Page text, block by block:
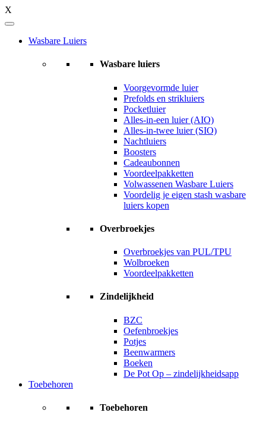
X
Wasbare Luiers
Wasbare luiers
Voorgevormde luier
Prefolds en strikluiers
Pocketluier
Alles-in-een luier (AIO)
Alles-in-twee luier (SIO)
Nachtluiers
Boosters
Cadeaubonnen
Voordeelpakketten
Volwassenen Wasbare Luiers
Voordelig je eigen stash wasbare
luiers kopen
Overbroekjes
Overbroekjes van PUL/TPU
Wolbroeken
Voordeelpakketten
Zindelijkheid
BZC
Oefenbroekjes
Potjes
Beenwarmers
Boeken
De Pot Op – zindelijkheidsapp
Toebehoren
Toebehoren